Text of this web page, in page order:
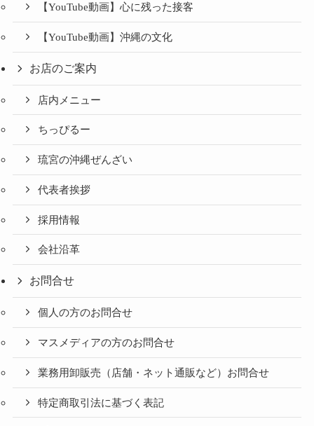
【YouTube動画】心に残った接客
【YouTube動画】沖縄の文化
お店のご案内
店内メニュー
ちっぴるー
琉宮の沖縄ぜんざい
代表者挨拶
採用情報
会社沿革
お問合せ
個人の方のお問合せ
マスメディアの方のお問合せ
業務用卸販売（店舗・ネット通販など）お問合せ
特定商取引法に基づく表記